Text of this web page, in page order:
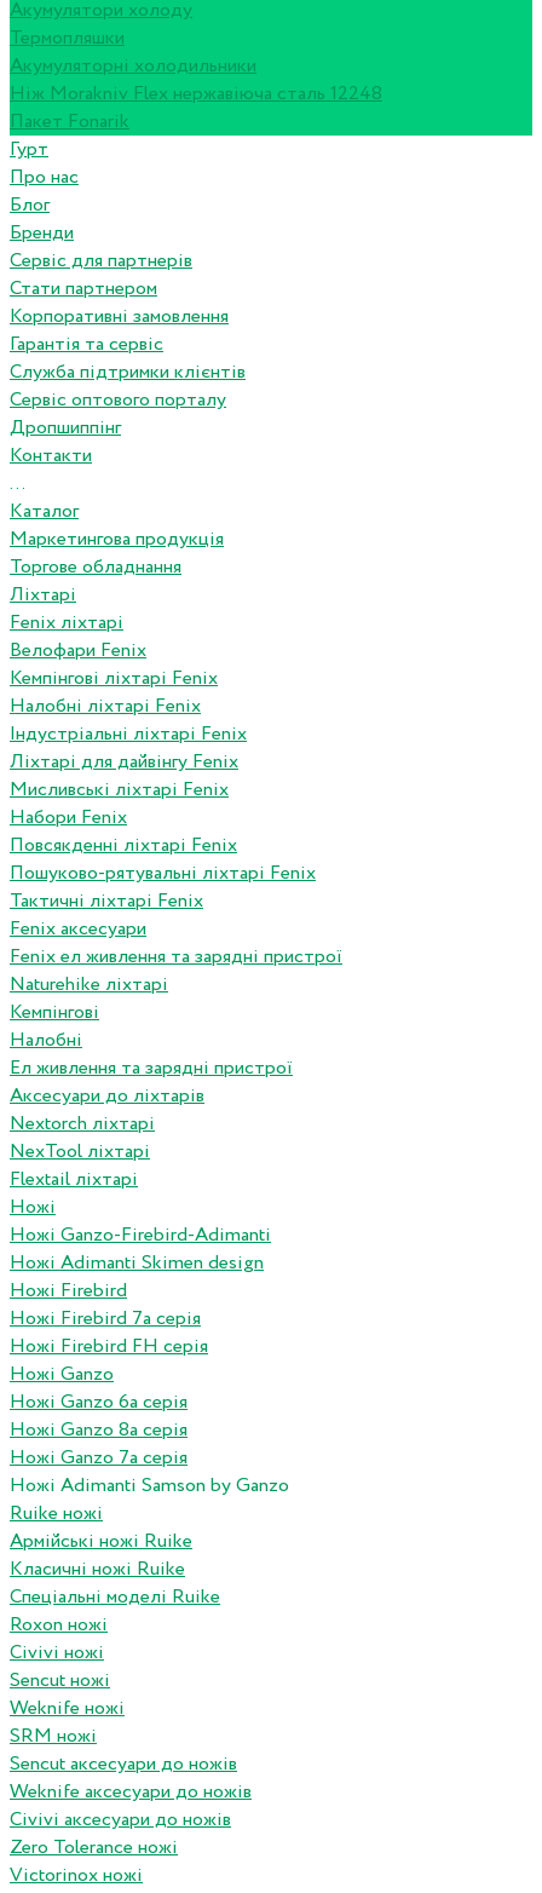
Акумулятори холоду
Термопляшки
Акумуляторні холодильники
Ніж Morakniv Flex нержавіюча сталь 12248
Пакет Fonarik
Гурт
Про нас
Блог
Бренди
Сервіс для партнерів
Стати партнером
Корпоративні замовлення
Гарантія та сервіс
Служба підтримки клієнтів
Сервіс оптового порталу
Дропшиппінг
Контакти
...
Каталог
Маркетингова продукція
Торгове обладнання
Ліхтарі
Fenix ліхтарі
Велофари Fenix
Кемпінгові ліхтарі Fenix
Налобні ліхтарі Fenix
Індустріальні ліхтарі Fenix
Ліхтарі для дайвінгу Fenix
Мисливські ліхтарі Fenix
Набори Fenix
Повсякденні ліхтарі Fenix
Пошуково-рятувальні ліхтарі Fenix
Тактичні ліхтарі Fenix
Fenix аксесуари
Fenix ел живлення та зарядні пристрої
Naturehike ліхтарі
Кемпінгові
Налобні
Ел живлення та зарядні пристрої
Аксесуари до ліхтарів
Nextorch ліхтарі
NexTool ліхтарі
Flextail ліхтарі
Ножі
Ножі Ganzo-Firebird-Adimanti
Ножі Adimanti Skimen design
Ножі Firebird
Ножі Firebird 7а серія
Ножі Firebird FH серія
Ножі Ganzo
Ножі Ganzo 6а серія
Ножі Ganzo 8а серія
Ножі Ganzo 7а серія
Ножі Adimanti Samson by Ganzo
Ruike ножі
Армійські ножі Ruike
Класичні ножі Ruike
Спеціальні моделі Ruike
Roxon ножi
Civivi ножі
Sencut ножі
Weknife ножі
SRM ножі
Sencut аксесуари до ножів
Weknife аксесуари до ножів
Civivi аксесуари до ножів
Zero Tolerance ножі
Victorinox ножі